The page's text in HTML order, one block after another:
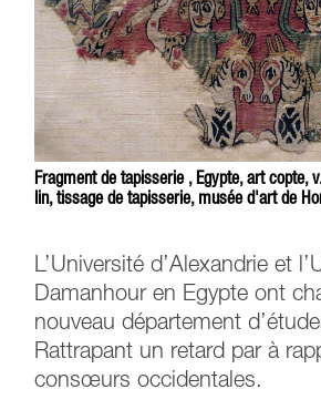
Fragment de tapisserie , Egypte, art copte,
lin, tissage de tapisserie, musée d'art de
L’Université d’Alexandrie et
Damanhour en Egypte ont
nouveau département
Rattrapant un retard par à
consœurs occidentales.